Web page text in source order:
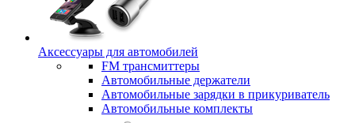
Аксессуары для автомобилей
FM трансмиттеры
Автомобильные держатели
Автомобильные зарядки в прикуриватель
Автомобильные комплекты